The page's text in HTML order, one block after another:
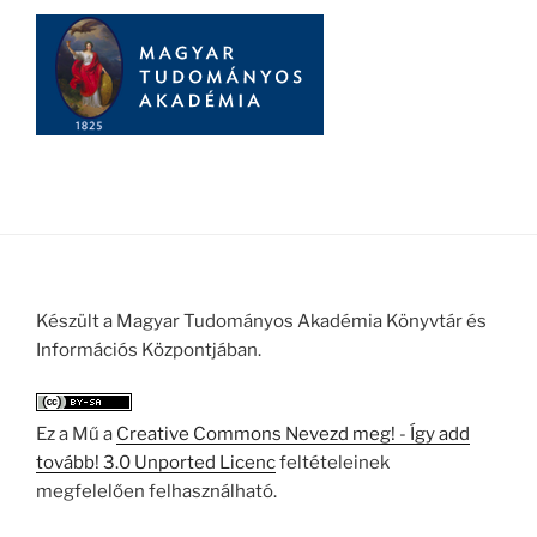
Készült a Magyar Tudományos Akadémia Könyvtár és
Információs Központjában.
Ez a Mű a Creative Commons Nevezd meg! - Így add
tovább! 3.0 Unported Licencfeltételeinek
megfelelően felhasználható.